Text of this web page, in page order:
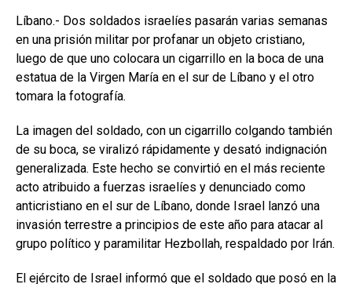
Líbano.- Dos soldados israelíes pasarán varias semanas
en una prisión militar por profanar un objeto cristiano,
luego de que uno colocara un cigarrillo en la boca de una
estatua de la Virgen María en el sur de Líbano y el otro
tomara la fotografía.
La imagen del soldado, con un cigarrillo colgando también
de su boca, se viralizó rápidamente y desató indignación
generalizada. Este hecho se convirtió en el más reciente
acto atribuido a fuerzas israelíes y denunciado como
anticristiano en el sur de Líbano, donde Israel lanzó una
invasión terrestre a principios de este año para atacar al
grupo político y paramilitar Hezbollah, respaldado por Irán.
El ejército de Israel informó que el soldado que posó en la